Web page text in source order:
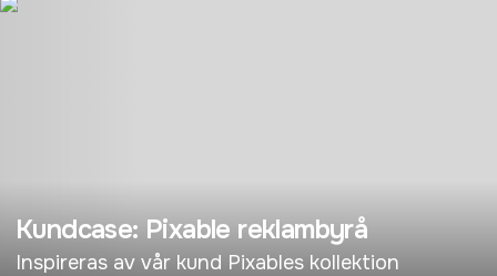
Kundcase: Pixable reklambyrå
Inspireras av vår kund Pixables kollektion